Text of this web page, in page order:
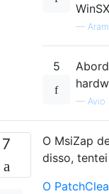
—
5
— Avio
7
O MsiZap
disso,
O